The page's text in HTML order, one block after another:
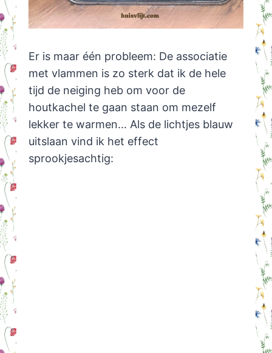
Er is maar één probleem: De associatie
met vlammen is zo sterk dat ik de hele
tijd de neiging heb om voor de
houtkachel te gaan staan om mezelf
lekker te warmen… Als de lichtjes blauw
uitslaan vind ik het effect
sprookjesachtig: